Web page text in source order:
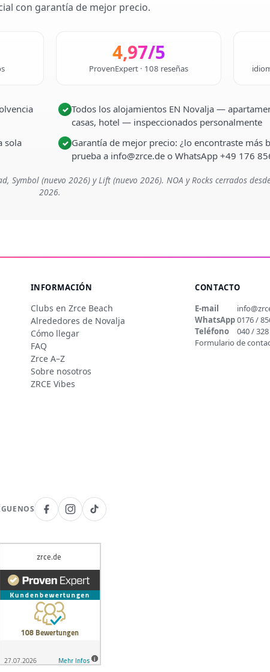
con garantía de mejor precio.
4,97/5
ProvenExpert · 108 reseñas
✓ Todos los alojamientos EN Novalja —
casas, hotel — inspeccionados personalmente
sola
✓ Garantía de mejor precio: ¿lo encontraste más
prueba a info@zrce.de o WhatsApp +49 176
Symbol (nuevo 2026) y Lift (nuevo 2026). NOA y Rocks cerrados
2026.
INFORMACIÓN
Clubs en Zrce Beach
Alrededores de Novalja
Cómo llegar
FAQ
Zrce A–Z
Sobre nosotros
ZRCE Vibes
CONTACTO
E-mail
WhatsApp0176 /
Teléfono
040 /
Formulario de